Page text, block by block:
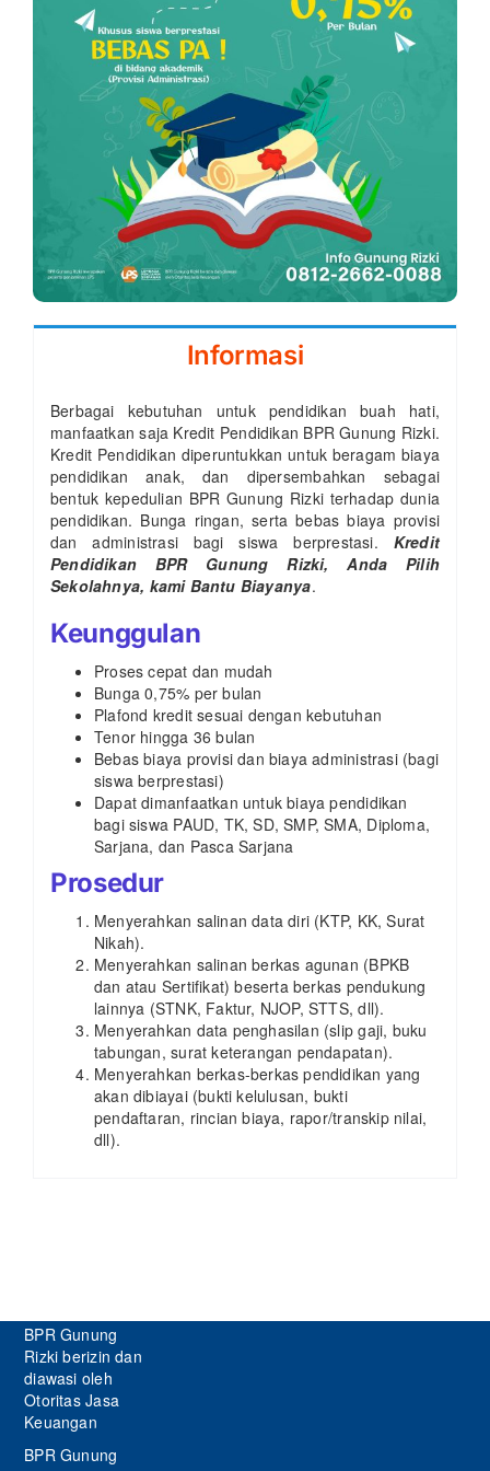
Informasi
Berbagai kebutuhan untuk pendidikan buah hati,
manfaatkan saja Kredit Pendidikan BPR Gunung Rizki.
Kredit Pendidikan diperuntukkan untuk beragam biaya
pendidikan anak, dan dipersembahkan sebagai
bentuk kepedulian BPR Gunung Rizki terhadap dunia
pendidikan. Bunga ringan, serta bebas biaya provisi
dan administrasi bagi siswa berprestasi. Kredit
Pendidikan BPR Gunung Rizki, Anda Pilih
Sekolahnya, kami Bantu Biayanya.
Keunggulan
Proses cepat dan mudah
Bunga 0,75% per bulan
Plafond kredit sesuai dengan kebutuhan
Tenor hingga 36 bulan
Bebas biaya provisi dan biaya administrasi (bagi
siswa berprestasi)
Dapat dimanfaatkan untuk biaya pendidikan
bagi siswa PAUD, TK, SD, SMP, SMA, Diploma,
Sarjana, dan Pasca Sarjana
Prosedur
Menyerahkan salinan data diri (KTP, KK, Surat
Nikah).
Menyerahkan salinan berkas agunan (BPKB
dan atau Sertifikat) beserta berkas pendukung
lainnya (STNK, Faktur, NJOP, STTS, dll).
Menyerahkan data penghasilan (slip gaji, buku
tabungan, surat keterangan pendapatan).
Menyerahkan berkas-berkas pendidikan yang
akan dibiayai (bukti kelulusan, bukti
pendaftaran, rincian biaya, rapor/transkip nilai,
dll).
BPR Gunung
Rizki berizin dan
diawasi oleh
Otoritas Jasa
Keuangan
BPR Gunung